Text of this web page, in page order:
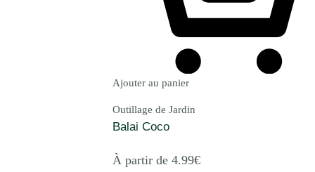
Ajouter au panier
Outillage de Jardin
Balai Coco
À partir de 4.99€